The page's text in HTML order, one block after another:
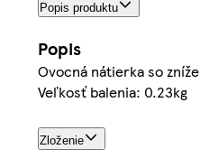
Popis produktu
Popis
Ovocná nátierka so
Veľkosť balenia: 0.23kg
Zloženie